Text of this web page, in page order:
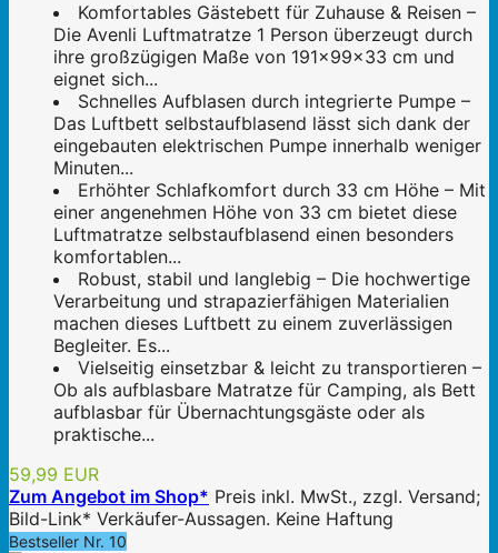
Komfortables Gästebett für Zuhause & Reisen –
Die Avenli Luftmatratze 1 Person überzeugt durch
ihre großzügigen Maße von 191x99x33 cm und
eignet sich...
Schnelles Aufblasen durch integrierte Pumpe –
Das Luftbett selbstaufblasend lässt sich dank der
eingebauten elektrischen Pumpe innerhalb weniger
Minuten...
Erhöhter Schlafkomfort durch 33 cm Höhe – Mit
einer angenehmen Höhe von 33 cm bietet diese
Luftmatratze selbstaufblasend einen besonders
komfortablen...
Robust, stabil und langlebig – Die hochwertige
Verarbeitung und strapazierfähigen Materialien
machen dieses Luftbett zu einem zuverlässigen
Begleiter. Es...
Vielseitig einsetzbar & leicht zu transportieren –
Ob als aufblasbare Matratze für Camping, als Bett
aufblasbar für Übernachtungsgäste oder als
praktische...
59,99 EUR
Zum Angebot im Shop* Preis inkl. MwSt., zzgl. Versand;
Bild-Link* Verkäufer-Aussagen. Keine Haftung
Bestseller Nr. 10